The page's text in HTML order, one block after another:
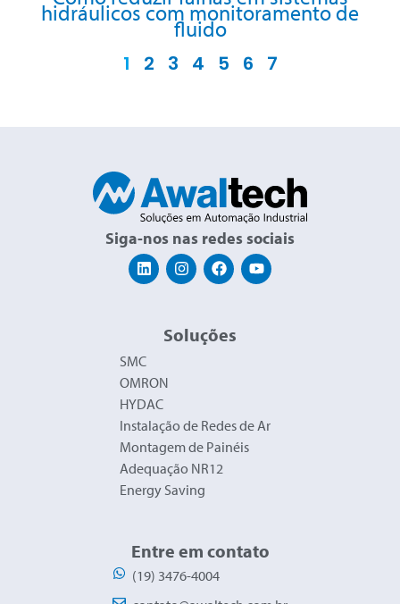
hidráulicos com monitoramento de
fluido
1 2 3 4 5 6 7
Siga-nos nas redes sociais
Soluções
SMC
OMRON
HYDAC
Instalação de Redes de Ar
Montagem de Painéis
Adequação NR12
Energy Saving
Entre em contato
(19) 3476-4004